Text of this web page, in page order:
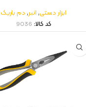
ابزار دستی,انبر,دم باریک
کد کالا: 9036